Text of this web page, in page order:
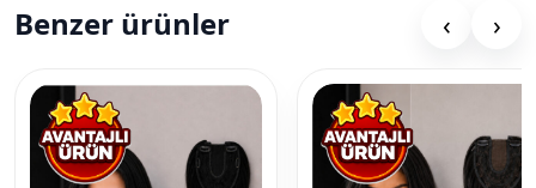
Benzer ürünler ‹ ›